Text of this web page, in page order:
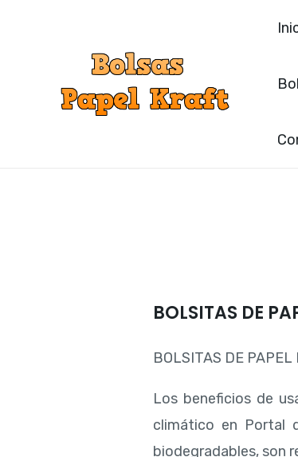
BOLSITAS DE
BOLSITAS DE
Los beneficios de
climático en Portal
biodegradables, son